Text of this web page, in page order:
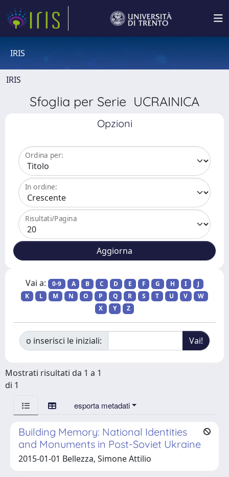
IRIS
IRIS
Sfoglia per Serie UCRAINICA
Opzioni
Ordina per:
In ordine:
Risultati/Pagina
Vai a: 0-9 A B C D E F G H I
J
K
L M N O P Q R S T U V
W
X
Y Z
o inserisci le iniziali:
Mostrati risultati da 1 a 1
di 1
esporta metadati
Building Memory: National Identities
and Monuments in Post-Soviet Ukraine
2015-01-01 Bellezza, Simone Attilio